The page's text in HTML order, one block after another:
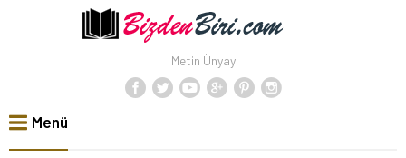
Metin Ünyay
Menü